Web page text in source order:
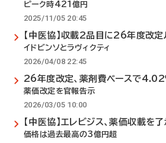
ピーク時421億円
2025/11/05 20:45
【中医協】収載2品目に26年度改定
イドビンソとラヴィクティ
2026/04/08 22:45
26年度改定、薬剤費ベースで
薬価改定を官報告示
2026/03/05 10:00
【中医協】エレビジス、薬価収載を
価格は過去最高の3億円超